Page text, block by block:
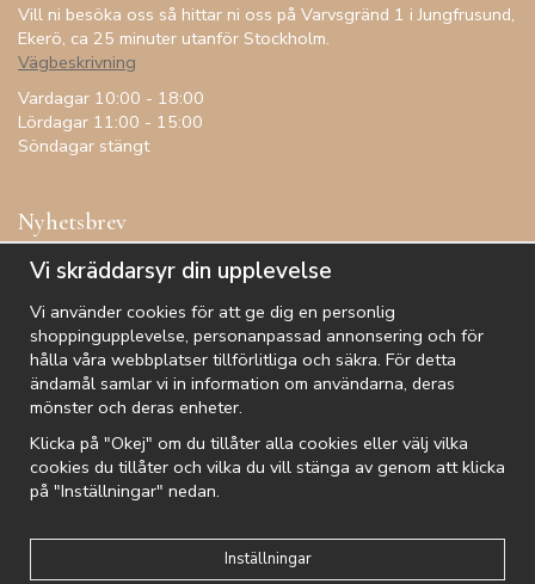
Vill ni besöka oss så hittar ni oss på Varvsgränd 1 i Jungfrusund,
Ekerö, ca 25 minuter utanför Stockholm.
Vägbeskrivning
Vardagar 10:00 - 18:00
Lördagar 11:00 - 15:00
Söndagar stängt
Nyhetsbrev
Få inspiration, förtur till kampanjer, specialerbjudanden och
De uppgifter du matar in kommer endast användas till våra nyhetsbrev.
Logga in
Om cookies Integritetspolicy
Vi skräddarsyr din upplevelse
Vi använder cookies för att ge dig en personlig
shoppingupplevelse, personanpassad annonsering och för
hålla våra webbplatser tillförlitliga och säkra. För detta
ändamål samlar vi in information om användarna, deras
mönster och deras enheter.
Klicka på "Okej" om du tillåter alla cookies eller välj vilka
cookies du tillåter och vilka du vill stänga av genom att klicka
på "Inställningar" nedan.
Inställningar